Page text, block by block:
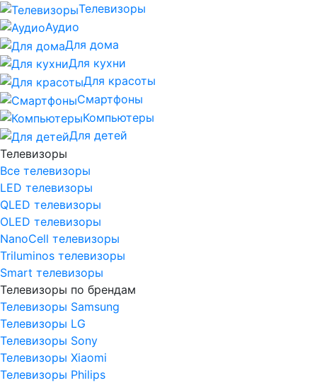
Телевизоры
Аудио
Для дома
Для кухни
Для красоты
Смартфоны
Компьютеры
Для детей
Телевизоры
Все телевизоры
LED телевизоры
QLED телевизоры
OLED телевизоры
NanoCell телевизоры
Triluminos телевизоры
Smart телевизоры
Телевизоры по брендам
Телевизоры Samsung
Телевизоры LG
Телевизоры Sony
Телевизоры Xiaomi
Телевизоры Philips